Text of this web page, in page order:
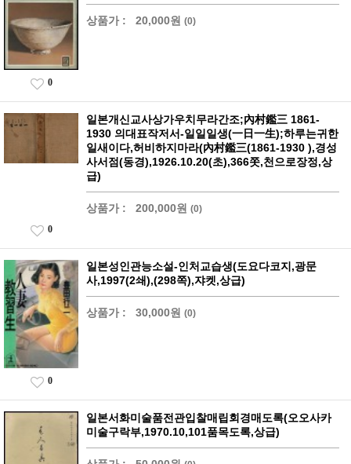
상품가 : 20,000원 (0)
0
일본개신교사상가우치무라간조;內村鑑三 1861-
1930 의대표작저서-일일일생(一日一生);하루는귀한
일새이다,허비하지마라(內村鑑三(1861-1930 ),경성
사서점(동경),1926.10.20(초),366쫏,천으로장정,상
급)
상품가 : 200,000원 (0)
0
일본성인관능소설-인처교습생(도요다코지,광문
사,1997(2쇄),(298쪽),쟈켓,상급)
상품가 : 30,000원 (0)
0
일본서화미술품전관입찰매립회경매도록(오오사카
미술구락부,1970.10,101품목도록,상급)